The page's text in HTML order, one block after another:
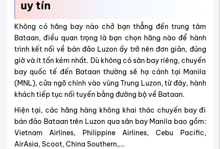
uy tín
Không có hãng bay nào chở bạn thẳng đến trung tâm
Bataan, điều quan trọng là bạn chọn hãng nào để hành
trình kết nối về bán đảo Luzon ấy trở nên đơn giản, đúng
giờ và ít tốn kém nhất. Dù không có sân bay riêng, chuyến
bay quốc tế đến Bataan thường sẽ hạ cánh tại Manila
(MNL), cửa ngõ chính vào vùng Trung Luzon, từ đây, hành
khách tiếp tục nối tuyến bằng đường bộ về Bataan.
Hiện tại, các hãng hàng không khai thác chuyến bay đi
bán đảo Bataan trên Luzon qua sân bay Manila bao gồm:
Vietnam Airlines, Philippine Airlines, Cebu Pacific,
AirAsia, Scoot, China Southern,...